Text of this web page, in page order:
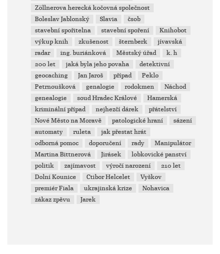
Zöllnerova herecká kočovná společnost
Boleslav Jablonský
Slavia
čsob
stavební spořitelna
stavební spoření
Knihobot
výkup knih
zkušenost šternberk
jívavská
radar
ing. buriánková Městský úřad
k. h
200 let
jaká byla jeho povaha
detektivní
geocaching
Jan Jaroš případ
Peklo
Petrnoušková
genalogie rodokmen
Náchod
genealogie
soud Hradec Králové
Hamerská
kriminální případ
nejhezčí dárek
přátelství
Nové Město na Moravě
patologické hraní
sázení
automaty
ruleta
jak přestat hrát
odborná pomoc
doporučení rady
Manipulátor
Martina Bittnerová
Jirásek
lobkovické panství
politik
zajímavost výročí narození
210 let
Dolní Kounice
Ctibor Helcelet
Vyškov
premiér Fiala
ukrajinská krize
Nohavica
zákaz zpěvu
Jarek